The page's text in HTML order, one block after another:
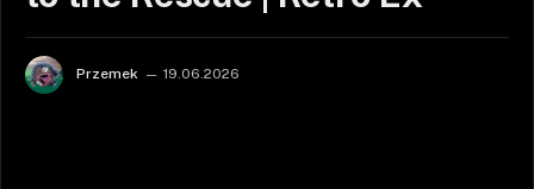
Przemek 19.06.2026